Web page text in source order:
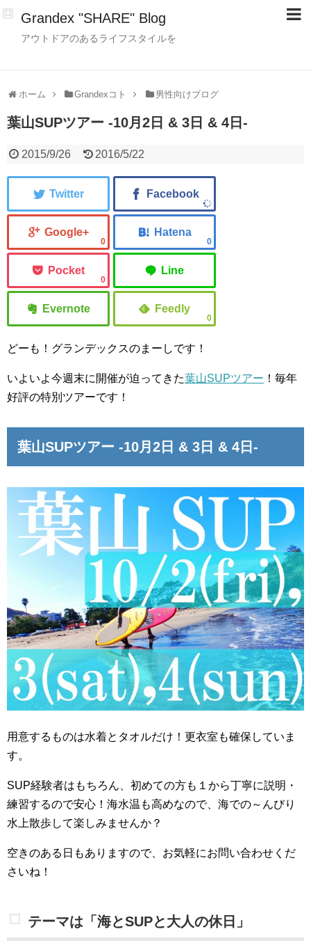
Grandex "SHARE" Blog
アウトドアのあるライフスタイルを
ホーム Grandexコト 男性向けブログ
葉山SUPツアー -10月2日 & 3日 & 4日-
2015/9/26 2016/5/22
0 0
0
0
どーも！グランデックスのまーしです！
いよいよ今週末に開催が迫ってきた葉山SUPツアー ！毎年
好評の特別ツアーです！
葉山SUPツアー -10月2日 & 3日 & 4日-
用意するものは水着とタオルだけ！更衣室も確保していま
す。
SUP経験者はもちろん、初めての方も１から丁寧に説明・
練習するので安心！海水温も高めなので、海での～んびり
水上散歩して楽しみませんか？
空きのある日もありますので、お気軽にお問い合わせくだ
さいね！
テーマは「海とSUPと大人の休日」